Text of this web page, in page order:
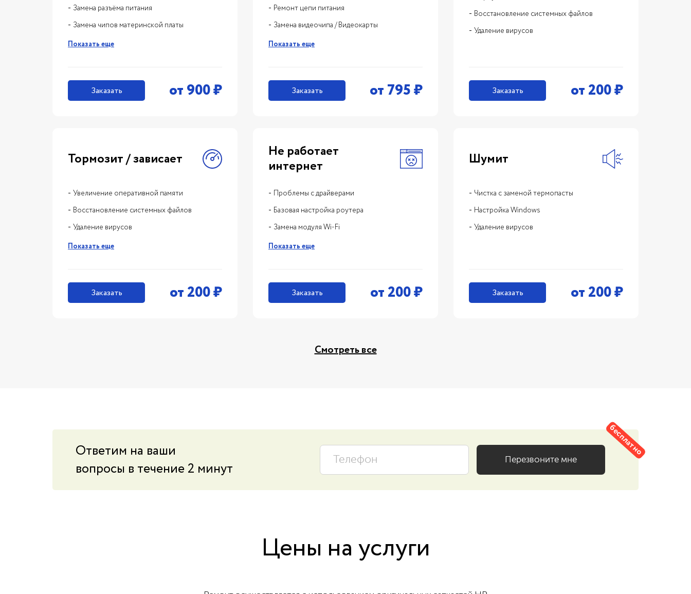
Замена разъёма питания
Замена чипов материнской платы
Показать еще
Заказать от900₽
Ремонт цепи питания
Замена видеочипа / Видеокарты
Показать еще
Заказать от795₽
Восстановление системных файлов
Удаление вирусов
Заказать от200₽
Тормозит / зависает
Увеличение оперативной памяти
Восстановление системных файлов
Удаление вирусов
Показать еще
Заказать от200₽
Не работает
интернет
Проблемы с драйверами
Базовая настройка роутера
Замена модуля Wi-Fi
Показать еще
Заказать от200₽
Шумит
Чистка с заменой термопасты
Настройка Windows
Удаление вирусов
Заказать от200₽
Смотреть все
бесплатно
Ответим на ваши
вопросы в течение 2 минут
Цены на услуги